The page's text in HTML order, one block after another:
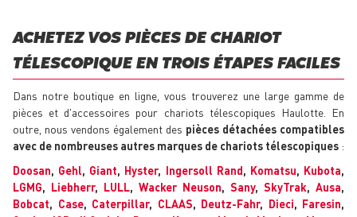
ACHETEZ VOS PIÈCES DE CHARIOT
TÉLESCOPIQUE EN TROIS ÉTAPES FACILES
Dans notre boutique en ligne, vous trouverez une large gamme de
pièces et d'accessoires pour chariots télescopiques Haulotte. En
outre, nous vendons également des pièces détachées compatibles
avec de nombreuses autres marques de chariots télescopiques :
Doosan, Gehl, Giant, Hyster, Ingersoll Rand, Komatsu, Kubota,
LGMG, Liebherr, LULL, Wacker Neuson, Sany, SkyTrak, Ausa,
Bobcat, Case, Caterpillar, CLAAS, Deutz-Fahr, Dieci, Faresin,